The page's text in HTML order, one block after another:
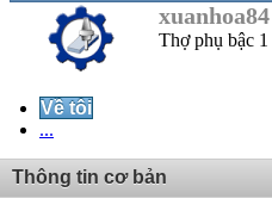
xuanhoa84
Thợ phụ bậc 1
Về tôi
...
Thông tin cơ bản